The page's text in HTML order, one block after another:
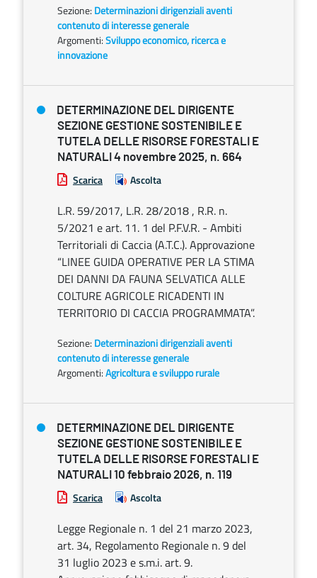
Sezione: Determinazioni dirigenziali aventi
contenuto di interesse generale
Argomenti:Sviluppo economico, ricerca e
innovazione
DETERMINAZIONE DEL DIRIGENTE
SEZIONE GESTIONE SOSTENIBILE E
TUTELA DELLE RISORSE FORESTALI E
NATURALI 4 novembre 2025, n. 664
Scarica Ascolta
L.R. 59/2017, L.R. 28/2018 , R.R. n.
5/2021 e art. 11. 1 del P.F.V.R. - Ambiti
Territoriali di Caccia (A.T.C.). Approvazione
“LINEE GUIDA OPERATIVE PER LA STIMA
DEI DANNI DA FAUNA SELVATICA ALLE
COLTURE AGRICOLE RICADENTI IN
TERRITORIO DI CACCIA PROGRAMMATA”.
Sezione: Determinazioni dirigenziali aventi
contenuto di interesse generale
Argomenti:Agricoltura e sviluppo rurale
DETERMINAZIONE DEL DIRIGENTE
SEZIONE GESTIONE SOSTENIBILE E
TUTELA DELLE RISORSE FORESTALI E
NATURALI 10 febbraio 2026, n. 119
Scarica Ascolta
Legge Regionale n. 1 del 21 marzo 2023,
art. 34, Regolamento Regionale n. 9 del
31 luglio 2023 e s.m.i. art. 9.